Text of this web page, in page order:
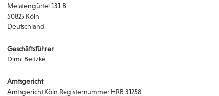
Melatengürtel 131 B
50825 Köln
Deutschland
Geschäftsführer
Dima Beitzke
Amtsgericht
Amtsgericht Köln Registernummer HRB 31258